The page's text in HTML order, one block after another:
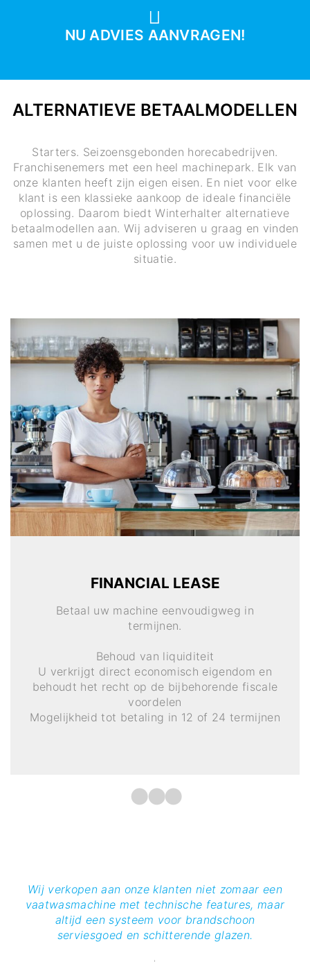
NU ADVIES AANVRAGEN!
ALTERNATIEVE BETAALMODELLEN
Starters. Seizoensgebonden horecabedrijven.
Franchisenemers met een heel machinepark. Elk van
onze klanten heeft zijn eigen eisen. En niet voor elke
klant is een klassieke aankoop de ideale financiële
oplossing. Daarom biedt Winterhalter alternatieve
betaalmodellen aan. Wij adviseren u graag en vinden
samen met u de juiste oplossing voor uw individuele
situatie.
FINANCIAL LEASE
Betaal uw machine eenvoudigweg in
termijnen.
Behoud van liquiditeit
U verkrijgt direct economisch eigendom en
behoudt het recht op de bijbehorende fiscale
voordelen
Mogelijkheid tot betaling in 12 of 24 termijnen
Wij verkopen aan onze klanten niet zomaar een
vaatwasmachine met technische features, maar
altijd een systeem voor brandschoon
serviesgoed en schitterende glazen.